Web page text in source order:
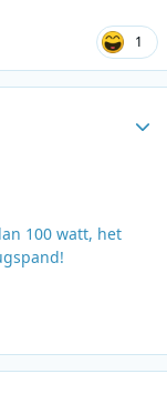
1
100 watt, het